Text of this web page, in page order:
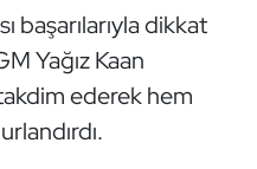
başarılarıyla dikkat
Yağız Kaan
ederek hem